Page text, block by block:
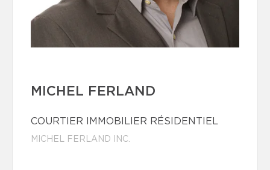
MICHEL FERLAND
COURTIER IMMOBILIER RÉSIDENTIEL
MICHEL FERLAND INC.